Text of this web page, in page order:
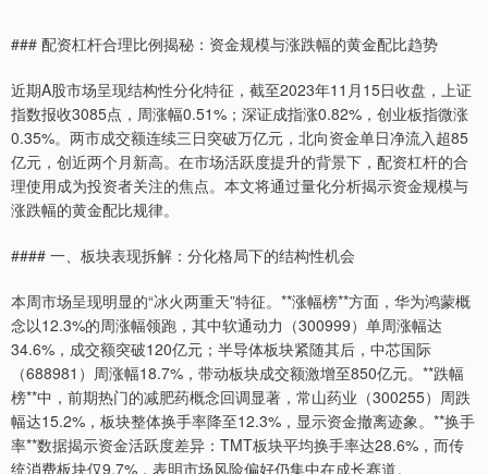
### 配资杠杆合理比例揭秘：资金规模与涨跌幅的黄金配比趋势
近期A股市场呈现结构性分化特征，截至2023年11月15日收盘，上证
指数报收3085点，周涨幅0.51%；深证成指涨0.82%，创业板指微涨
0.35%。两市成交额连续三日突破万亿元，北向资金单日净流入超85
亿元，创近两个月新高。在市场活跃度提升的背景下，配资杠杆的合
理使用成为投资者关注的焦点。本文将通过量化分析揭示资金规模与
涨跌幅的黄金配比规律。
#### 一、板块表现拆解：分化格局下的结构性机会
本周市场呈现明显的“冰火两重天”特征。**涨幅榜**方面，华为鸿蒙概
念以12.3%的周涨幅领跑，其中软通动力（300999）单周涨幅达
34.6%，成交额突破120亿元；半导体板块紧随其后，中芯国际
（688981）周涨幅18.7%，带动板块成交额激增至850亿元。**跌幅
榜**中，前期热门的减肥药概念回调显著，常山药业（300255）周跌
幅达15.2%，板块整体换手率降至12.3%，显示资金撤离迹象。**换手
率**数据揭示资金活跃度差异：TMT板块平均换手率达28.6%，而传
统消费板块仅9.7%，表明市场风险偏好仍集中在成长赛道。